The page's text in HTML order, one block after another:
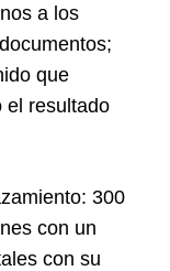
a los
que
el resultado
300
con un
con su